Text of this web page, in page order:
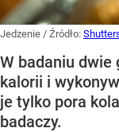
Jedzenie / Źródło:
W badaniu dwie
kalorii i
je tylko pora
badaczy.